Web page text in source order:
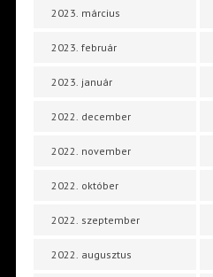
2023. március
2023. február
2023. január
2022. december
2022. november
2022. október
2022. szeptember
2022. augusztus